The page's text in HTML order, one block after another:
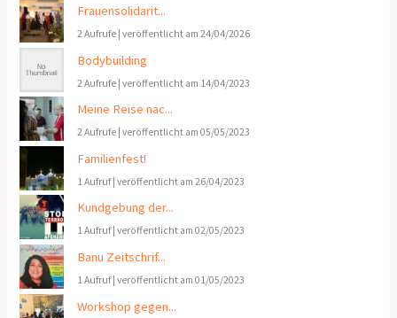
Frauensolidarit...
2 Aufrufe |veröffentlicht am 24/04/2026
Bodybuilding
2 Aufrufe |veröffentlicht am 14/04/2023
Meine Reise nac...
2 Aufrufe |veröffentlicht am 05/05/2023
Familienfest!
1 Aufruf|veröffentlicht am 26/04/2023
Kundgebung der...
1 Aufruf|veröffentlicht am 02/05/2023
Banu Zeitschrif...
1 Aufruf|veröffentlicht am 01/05/2023
Workshop gegen...